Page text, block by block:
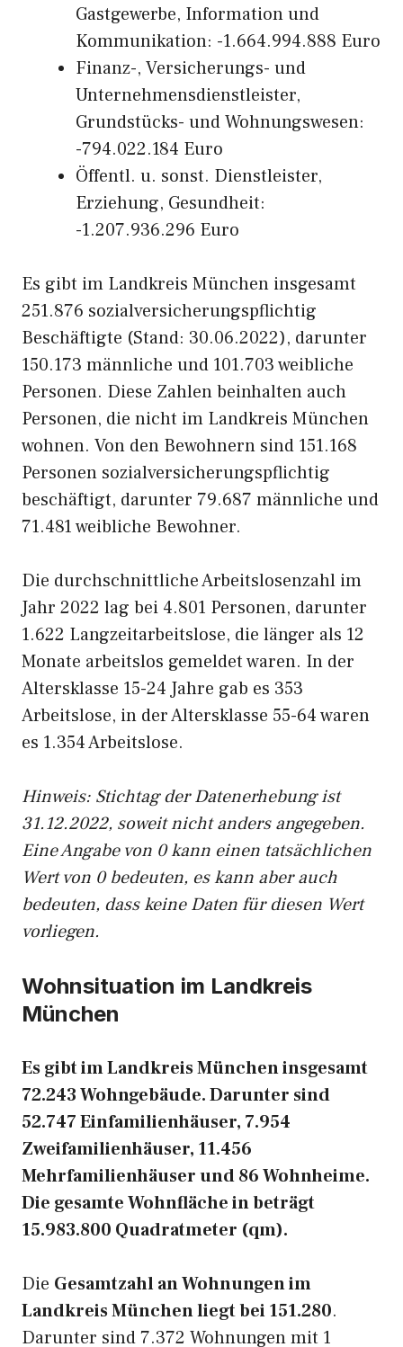
Gastgewerbe, Information und
Kommunikation: -1.664.994.888 Euro
Finanz-, Versicherungs- und
Unternehmensdienstleister,
Grundstücks- und Wohnungswesen:
-794.022.184 Euro
Öffentl. u. sonst. Dienstleister,
Erziehung, Gesundheit:
-1.207.936.296 Euro
Es gibt im Landkreis München insgesamt
251.876 sozialversicherungspflichtig
Beschäftigte (Stand: 30.06.2022), darunter
150.173 männliche und 101.703 weibliche
Personen. Diese Zahlen beinhalten auch
Personen, die nicht im Landkreis München
wohnen. Von den Bewohnern sind 151.168
Personen sozialversicherungspflichtig
beschäftigt, darunter 79.687 männliche und
71.481 weibliche Bewohner.
Die durchschnittliche Arbeitslosenzahl im
Jahr 2022 lag bei 4.801 Personen, darunter
1.622 Langzeitarbeitslose, die länger als 12
Monate arbeitslos gemeldet waren. In der
Altersklasse 15-24 Jahre gab es 353
Arbeitslose, in der Altersklasse 55-64 waren
es 1.354 Arbeitslose.
Hinweis: Stichtag der Datenerhebung ist
31.12.2022, soweit nicht anders angegeben.
Eine Angabe von 0 kann einen tatsächlichen
Wert von 0 bedeuten, es kann aber auch
bedeuten, dass keine Daten für diesen Wert
vorliegen.
Wohnsituation im Landkreis
München
Es gibt im Landkreis München insgesamt
72.243 Wohngebäude. Darunter sind
52.747 Einfamilienhäuser, 7.954
Zweifamilienhäuser, 11.456
Mehrfamilienhäuser und 86 Wohnheime.
Die gesamte Wohnfläche in beträgt
15.983.800 Quadratmeter (qm).
Die Gesamtzahl an Wohnungen im
Landkreis München liegt bei 151.280.
Darunter sind 7.372 Wohnungen mit 1